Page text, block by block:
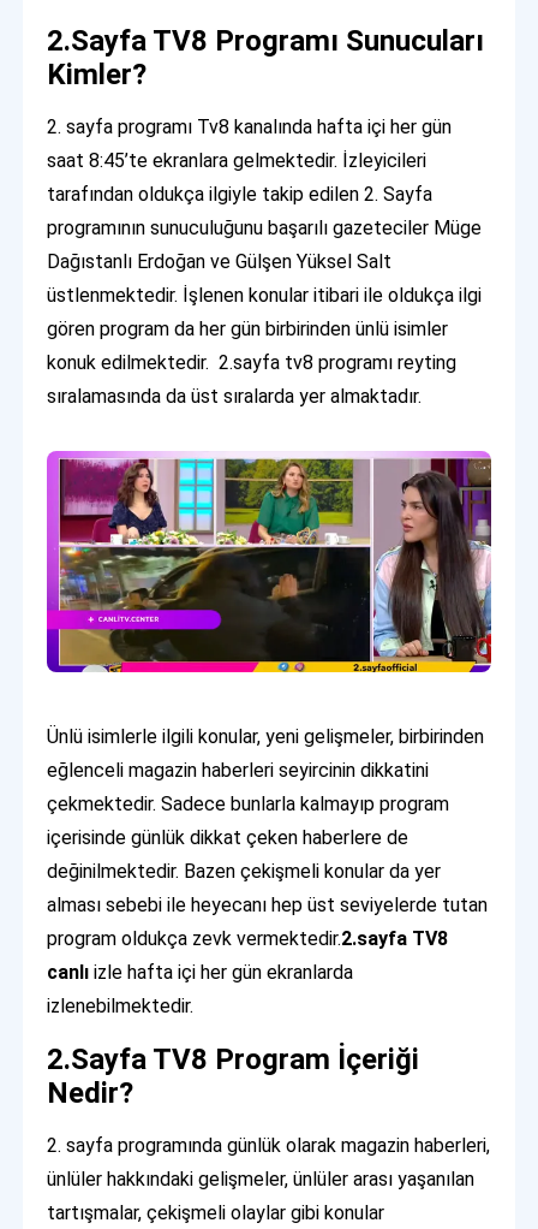
2.Sayfa TV8 Programı Sunucuları
Kimler?
2. sayfa programı Tv8 kanalında hafta içi her gün
saat 8:45’te ekranlara gelmektedir. İzleyicileri
tarafından oldukça ilgiyle takip edilen 2. Sayfa
programının sunuculuğunu başarılı gazeteciler Müge
Dağıstanlı Erdoğan ve Gülşen Yüksel Salt
üstlenmektedir. İşlenen konular itibari ile oldukça ilgi
gören program da her gün birbirinden ünlü isimler
konuk edilmektedir. 2.sayfa tv8 programı reyting
sıralamasında da üst sıralarda yer almaktadır.
Ünlü isimlerle ilgili konular, yeni gelişmeler, birbirinden
eğlenceli magazin haberleri seyircinin dikkatini
çekmektedir. Sadece bunlarla kalmayıp program
içerisinde günlük dikkat çeken haberlere de
değinilmektedir. Bazen çekişmeli konular da yer
alması sebebi ile heyecanı hep üst seviyelerde tutan
program oldukça zevk vermektedir.2.sayfa TV8
canlı izle hafta içi her gün ekranlarda
izlenebilmektedir.
2.Sayfa TV8 Program İçeriği
Nedir?
2. sayfa programında günlük olarak magazin haberleri,
ünlüler hakkındaki gelişmeler, ünlüler arası yaşanılan
tartışmalar, çekişmeli olaylar gibi konular